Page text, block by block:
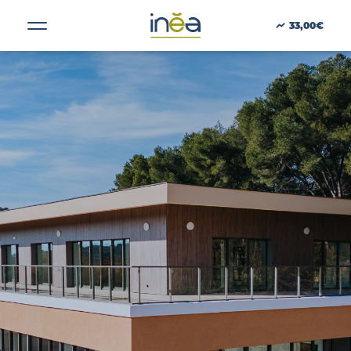
33,00€
ACTUS
PRESSE
INVESTISSEURS
PORTE-DOCUMENTS
GREEN BUILDING
RÉGIONS